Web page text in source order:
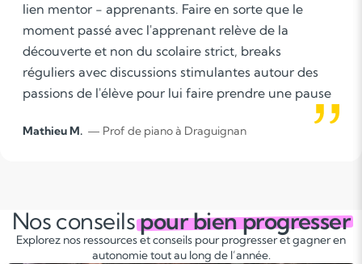
lien mentor - apprenants. Faire en sorte que le
moment passé avec l'apprenant relève de la
découverte et non du scolaire strict, breaks
réguliers avec discussions stimulantes autour des
passions de l'élève pour lui faire prendre une pause
Mathieu M. — Prof de piano à Draguignan
Nos conseilspour bien progresser
Explorez nos ressources et conseils pour progresser et gagner en
autonomie tout au long de l’année.